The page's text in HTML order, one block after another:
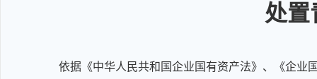
处置
依据《中华人民共和国企业国有资产法》、《企业